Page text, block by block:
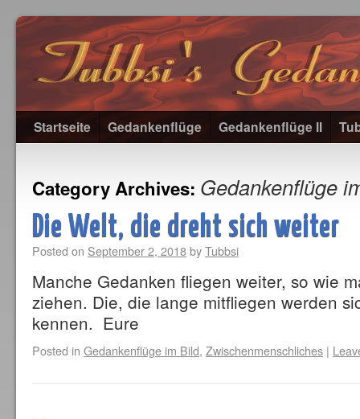
Startseite Gedankenflüge Gedankenflüge II
Category Archives: Gedankenflüge
Die Welt, die dreht sich weiter
Posted on September 2, 2018byTubbsi
Manche Gedanken fliegen weiter, so wie
ziehen. Die, die lange mitfliegen werden
kennen. Eure
Posted in Gedankenflüge im Bild, Zwischenmenschliches |